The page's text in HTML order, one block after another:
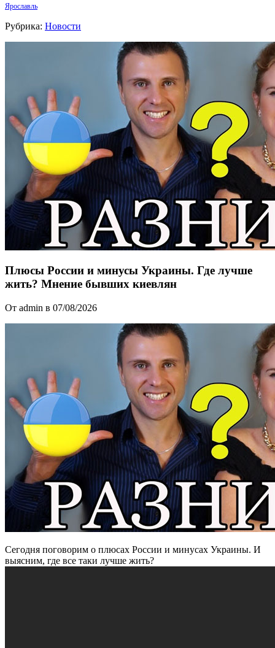
Ярославль
Рубрика: Новости
Плюсы России и минусы Украины. Где лучше
жить? Мнение бывших киевлян
От admin в 07/08/2026
Сегодня поговорим о плюсах России и минусах Украины. И
выясним, где все таки лучше жить?